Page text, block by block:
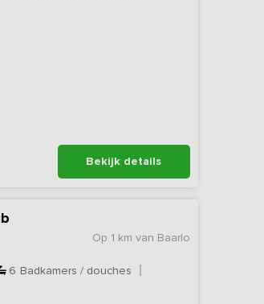
Bekijk details
Op 1 km van Baarlo
6 Badkamers / douches